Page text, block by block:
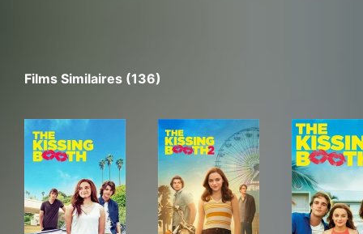
Films Similaires (136)